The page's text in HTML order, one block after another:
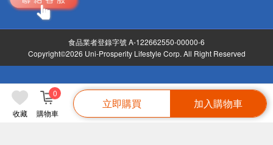
收藏 購物車
0
立即購買 加入購物車
食品業者登錄字號 A-122662550-00000-6
Copyright©2026 Uni-Prosperity Lifestyle Corp. All Right Reserved